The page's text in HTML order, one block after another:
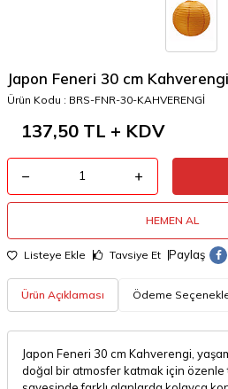
Japon Feneri 30 cm Kahverengi
Ürün Kodu : BRS-FNR-30-KAHVERENGİ
137,50 TL + KDV
HEMEN AL
Listeye Ekle Tavsiye Et Paylaş
Ürün Açıklaması Ödeme
Japon Feneri 30 cm Kahverengi,
doğal bir atmosfer katmak için özenle